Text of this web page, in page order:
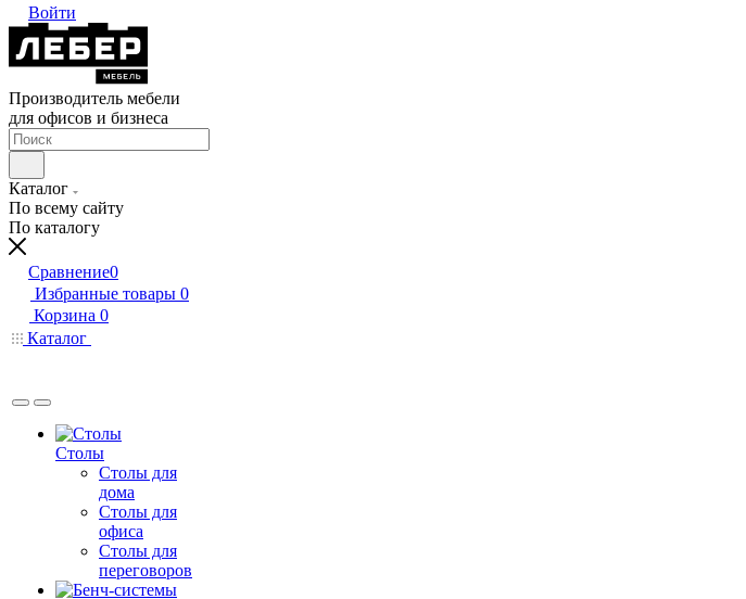
Войти
Производитель мебели
для офисов и бизнеса
Каталог
По всему сайту
По каталогу
Сравнение0
Избранные товары 0
Корзина 0
Каталог
Столы
Столы для
дома
Столы для
офиса
Столы для
переговоров